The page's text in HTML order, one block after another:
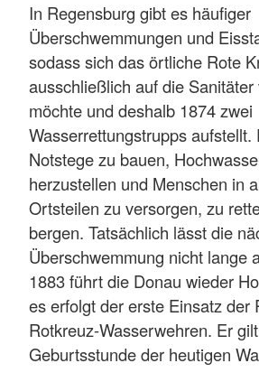
In Regensburg gibt es häufiger
Überschwemmungen und
sodass sich das örtliche Rote
ausschließlich auf die Sanitäter
möchte und deshalb 1874 zwei
Wasserrettungstrupps aufstellt.
Notstege zu bauen,
herzustellen und Menschen in
Ortsteilen zu versorgen, zu
bergen. Tatsächlich lässt die
Überschwemmung nicht lange
1883 führt die Donau wieder
es erfolgt der erste Einsatz der
Rotkreuz-Wasserwehren. Er
Geburtsstunde der heutigen